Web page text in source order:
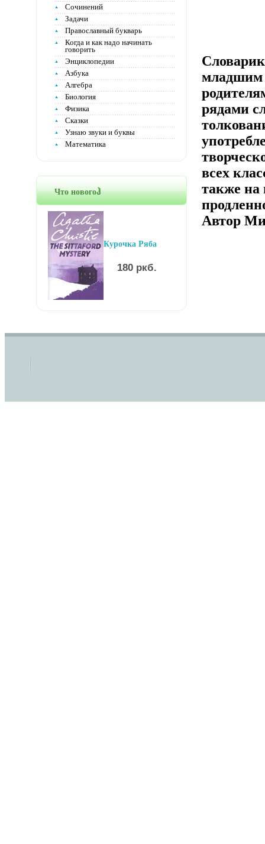
Сочинений
Задачи
Православный букварь
Когда и как надо начинать
говорить
Энциклопедии
Азбука
Алгебра
Биология
Физика
Сказки
Узнаю звуки и буквы
Математика
Что новогоჰ
Курочка Ряба
180 ркб.
младшим
рядами
всех
также на
Автор